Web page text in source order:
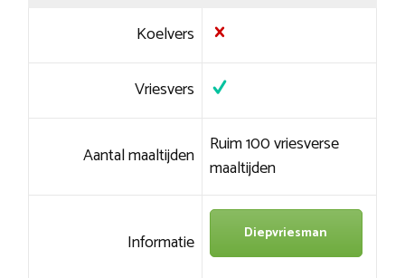
Koelvers
Vriesvers
Aantal maaltijden Ruim 100 vriesverse
maaltijden
Informatie Diepvriesman